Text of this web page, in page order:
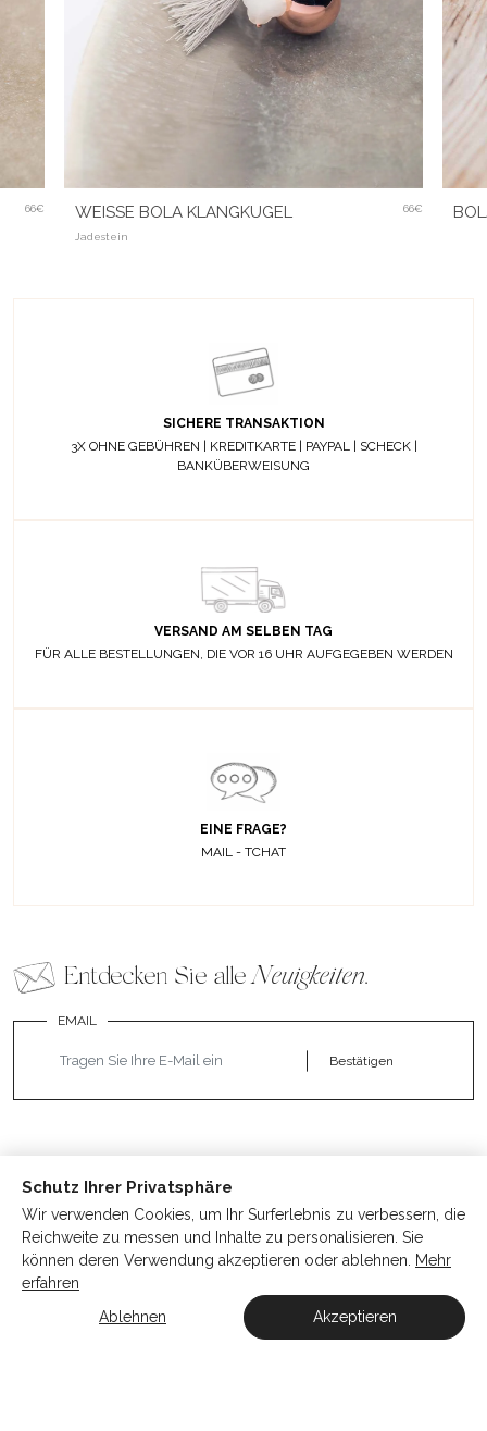
66€ WEISSE BOLA KLANGKUGEL
Jadestein
66€
SICHERE TRANSAKTION
3X OHNE GEBÜHREN | KREDITKARTE | PAYPAL | SCHECK |
BANKÜBERWEISUNG
VERSAND AM SELBEN TAG
FÜR ALLE BESTELLUNGEN, DIE VOR 16 UHR AUFGEGEBEN WERDEN
EINE FRAGE?
MAIL - TCHAT
Entdecken Sie alleNeuigkeiten.
EMAIL
Bestätigen
Schutz Ihrer Privatsphäre
Wir verwenden Cookies, um Ihr Surferlebnis zu verbessern, die
Reichweite zu messen und Inhalte zu personalisieren. Sie
können deren Verwendung akzeptieren oder ablehnen.
Mehr
erfahren
Ablehnen
Akzeptieren